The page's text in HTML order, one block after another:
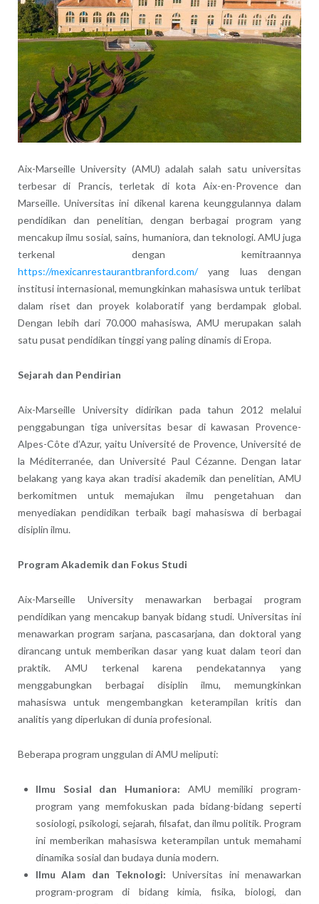
Aix-Marseille University (AMU) adalah salah satu universitas
terbesar di Prancis, terletak di kota Aix-en-Provence dan
Marseille. Universitas ini dikenal karena keunggulannya dalam
pendidikan dan penelitian, dengan berbagai program yang
mencakup ilmu sosial, sains, humaniora, dan teknologi. AMU juga
terkenal dengan kemitraannya
https://mexicanrestaurantbranford.com/yang luas dengan
institusi internasional, memungkinkan mahasiswa untuk terlibat
dalam riset dan proyek kolaboratif yang berdampak global.
Dengan lebih dari 70.000 mahasiswa, AMU merupakan salah
satu pusat pendidikan tinggi yang paling dinamis di Eropa.
Sejarah dan Pendirian
Aix-Marseille University didirikan pada tahun 2012 melalui
penggabungan tiga universitas besar di kawasan Provence-
Alpes-Côte d’Azur, yaitu Université de Provence, Université de
la Méditerranée, dan Université Paul Cézanne. Dengan latar
belakang yang kaya akan tradisi akademik dan penelitian, AMU
berkomitmen untuk memajukan ilmu pengetahuan dan
menyediakan pendidikan terbaik bagi mahasiswa di berbagai
disiplin ilmu.
Program Akademik dan Fokus Studi
Aix-Marseille University menawarkan berbagai program
pendidikan yang mencakup banyak bidang studi. Universitas ini
menawarkan program sarjana, pascasarjana, dan doktoral yang
dirancang untuk memberikan dasar yang kuat dalam teori dan
praktik. AMU terkenal karena pendekatannya yang
menggabungkan berbagai disiplin ilmu, memungkinkan
mahasiswa untuk mengembangkan keterampilan kritis dan
analitis yang diperlukan di dunia profesional.
Beberapa program unggulan di AMU meliputi:
Ilmu Sosial dan Humaniora: AMU memiliki program-
program yang memfokuskan pada bidang-bidang seperti
sosiologi, psikologi, sejarah, filsafat, dan ilmu politik. Program
ini memberikan mahasiswa keterampilan untuk memahami
dinamika sosial dan budaya dunia modern.
Ilmu Alam dan Teknologi: Universitas ini menawarkan
program-program di bidang kimia, fisika, biologi, dan